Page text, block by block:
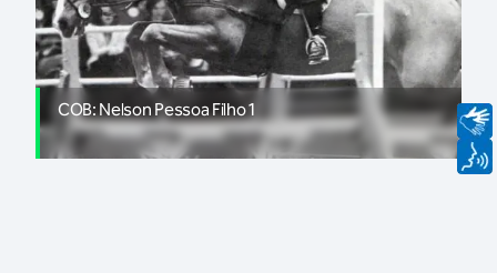
COB: Nelson Pessoa Filho 1